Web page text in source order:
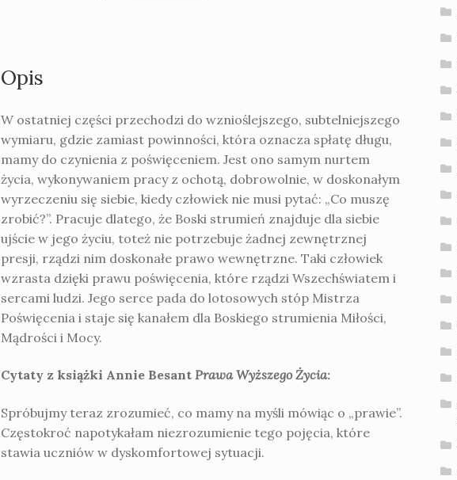
Opis
W ostatniej części przechodzi do wznioślejszego, subtelniejszego
wymiaru, gdzie zamiast powinności, która oznacza spłatę długu,
mamy do czynienia z poświęceniem. Jest ono samym nurtem
życia, wykonywaniem pracy z ochotą, dobrowolnie, w doskonałym
wyrzeczeniu się siebie, kiedy człowiek nie musi pytać: „Co muszę
zrobić?”. Pracuje dlatego, że Boski strumień znajduje dla siebie
ujście w jego życiu, toteż nie potrzebuje żadnej zewnętrznej
presji, rządzi nim doskonałe prawo wewnętrzne. Taki człowiek
wzrasta dzięki prawu poświęcenia, które rządzi Wszechświatem i
sercami ludzi. Jego serce pada do lotosowych stóp Mistrza
Poświęcenia i staje się kanałem dla Boskiego strumienia Miłości,
Mądrości i Mocy.
Cytaty z książki Annie Besant Prawa Wyższego Życia:
Spróbujmy teraz zrozumieć, co mamy na myśli mówiąc o „prawie”.
Częstokroć napotykałam niezrozumienie tego pojęcia, które
stawia uczniów w dyskomfortowej sytuacji.